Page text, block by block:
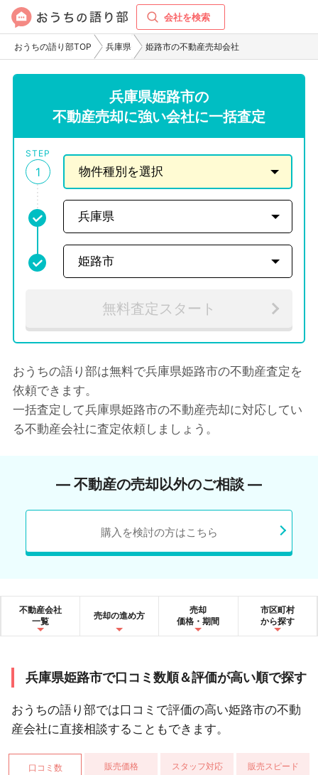
会社を検索
おうちの語り部TOP 兵庫県 姫路市の不動産売却会社
兵庫県姫路市の
不動産売却に強い会社に一括査定
STEP
1
無料査定スタート
おうちの語り部は無料で兵庫県姫路市の不動産査定を
依頼できます。
一括査定して兵庫県姫路市の不動産売却に対応してい
る不動産会社に査定依頼しましょう。
― 不動産の売却以外のご相談 ―
購入を検討の方はこちら
不動産会社
一覧
売却の進め方
売却
価格・期間
市区町村
から探す
兵庫県姫路市で口コミ数順＆評価が高い順で探す
おうちの語り部では口コミで評価の高い姫路市の不動
産会社に直接相談することもできます。
口コミ数 販売価格 スタッフ対応 販売スピード